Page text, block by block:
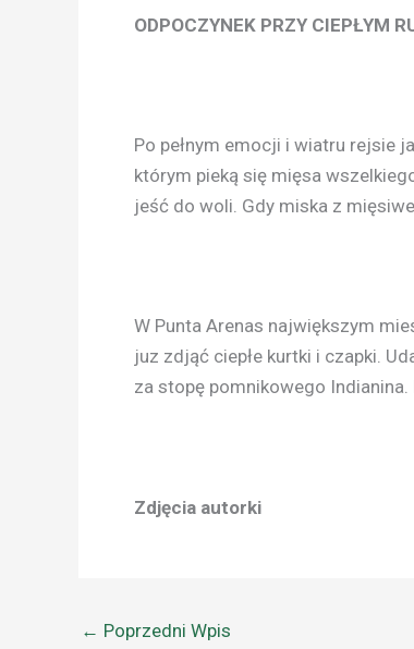
ODPOCZYNEK PRZY CIEPŁYM
Po pełnym emocji i wiatru rejsie
którym pieką się mięsa
jeść do woli. Gdy miska z
W Punta Arenas największym
juz zdjąć ciepłe kurtki i czapki.
za stopę pomnikowego
Zdjęcia autorki
← Poprzedni Wpis